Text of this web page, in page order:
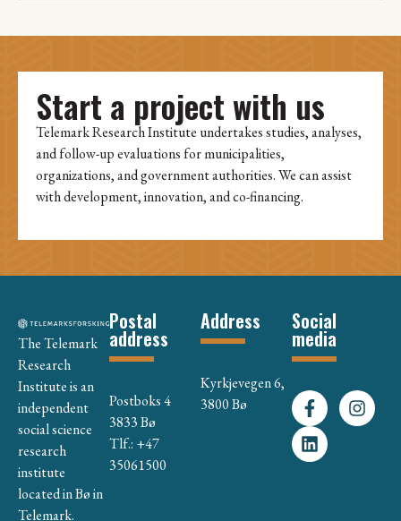
Start a project with us
Telemark Research Institute undertakes studies, analyses,
and follow-up evaluations for municipalities,
organizations, and government authorities. We can assist
with development, innovation, and co-financing.
The Telemark
Research
Institute is an
independent
social science
research
institute
located in Bø in
Telemark.
Postal
address
Postboks 4
3833 Bø
Tlf.: +47
35061500
Address
Kyrkjevegen 6,
3800 Bø
Social
media